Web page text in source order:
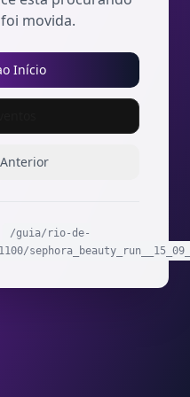
movida.
Início
/guia/rio-de-